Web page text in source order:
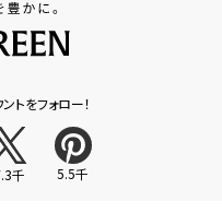
トをフォロー！
千 5.5千